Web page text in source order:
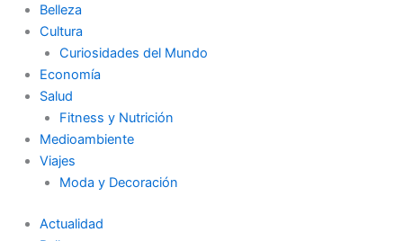
Belleza
Cultura
Curiosidades del Mundo
Economía
Salud
Fitness y Nutrición
Medioambiente
Viajes
Moda y Decoración
Actualidad